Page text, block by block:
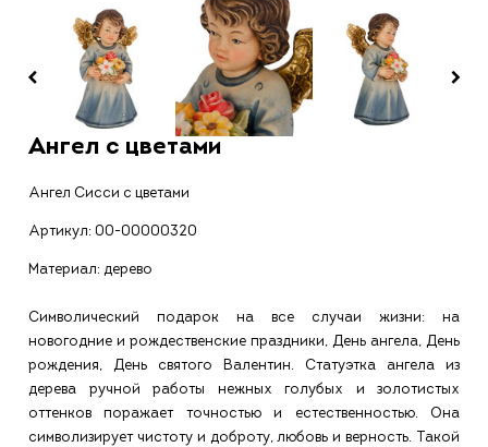
Ангел с цветами
Ангел Сисси с цветами
Артикул: 00-00000320
Материал: дерево
Символический подарок на все случаи жизни: на
новогодние и рождественские праздники, День ангела, День
рождения, День святого Валентин. Статуэтка ангела из
дерева ручной работы нежных голубых и золотистых
оттенков поражает точностью и естественностью. Она
символизирует чистоту и доброту, любовь и верность. Такой